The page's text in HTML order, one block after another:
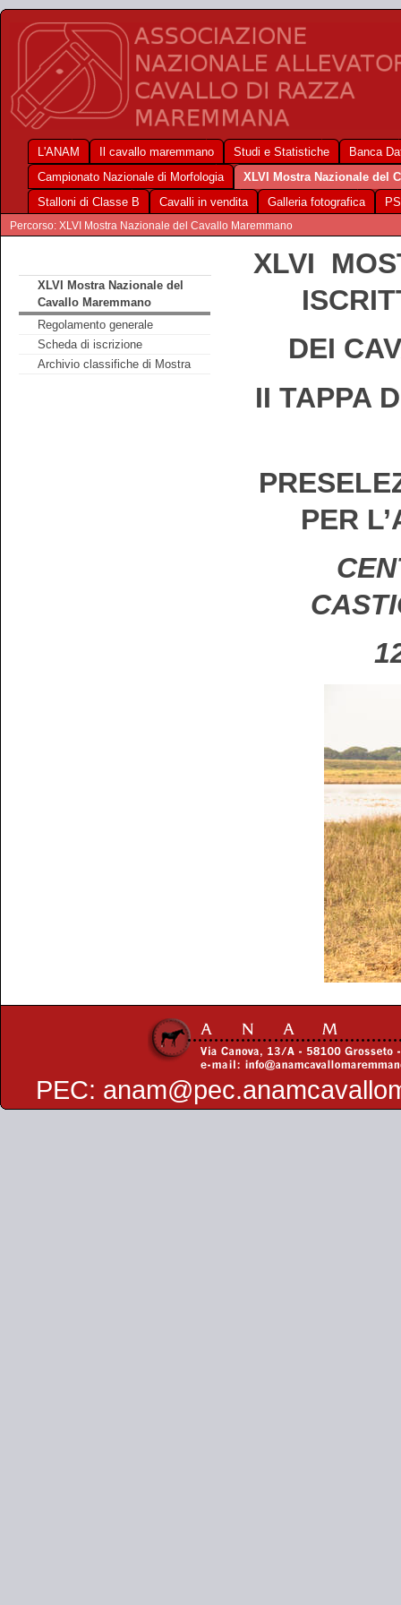
L'ANAM Il cavallo maremmano Studi e Statistiche
Banca
Campionato Nazionale di Morfologia
XLVI Mostra Nazionale del
Stalloni di Classe B
Cavalli in vendita Galleria fotografica
Percorso: XLVI Mostra Nazionale del Cavallo Maremmano
XLVI Mostra Nazionale del
Cavallo Maremmano
Regolamento generale
Scheda di iscrizione
Archivio classifiche di Mostra
XLVI
DEI
II TAPPA
PER
PEC: